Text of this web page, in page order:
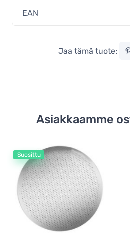
EAN
Jaa tämä tuote:
Asiakkaamme
Suosittu